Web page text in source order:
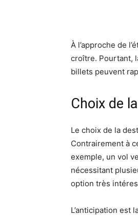
À l’approche de
croître. Pourtant,
billets peuvent
Choix de
Le choix de la
Contrairement à
exemple, un vol
nécessitant
option très
L’anticipation est